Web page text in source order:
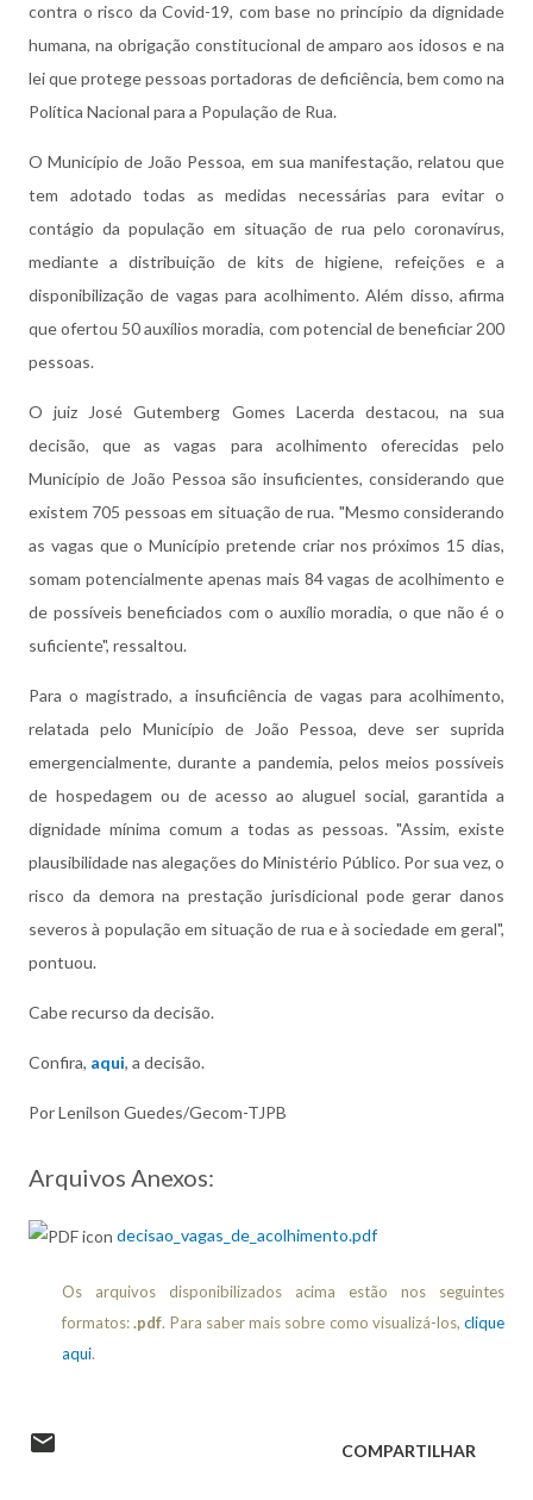
contra o risco da Covid-19, com base no princípio da dignidade
humana, na obrigação constitucional de amparo aos idosos e na
lei que protege pessoas portadoras de deficiência, bem como na
Política Nacional para a População de Rua.
O Município de João Pessoa, em sua manifestação, relatou que
tem adotado todas as medidas necessárias para evitar o
contágio da população em situação de rua pelo coronavírus,
mediante a distribuição de kits de higiene, refeições e a
disponibilização de vagas para acolhimento. Além disso, afirma
que ofertou 50 auxílios moradia, com potencial de beneficiar 200
pessoas.
O juiz José Gutemberg Gomes Lacerda destacou, na sua
decisão, que as vagas para acolhimento oferecidas pelo
Município de João Pessoa são insuficientes, considerando que
existem 705 pessoas em situação de rua. "Mesmo considerando
as vagas que o Município pretende criar nos próximos 15 dias,
somam potencialmente apenas mais 84 vagas de acolhimento e
de possíveis beneficiados com o auxílio moradia, o que não é o
suficiente", ressaltou.
Para o magistrado, a insuficiência de vagas para acolhimento,
relatada pelo Município de João Pessoa, deve ser suprida
emergencialmente, durante a pandemia, pelos meios possíveis
de hospedagem ou de acesso ao aluguel social, garantida a
dignidade mínima comum a todas as pessoas. "Assim, existe
plausibilidade nas alegações do Ministério Público. Por sua vez, o
risco da demora na prestação jurisdicional pode gerar danos
severos à população em situação de rua e à sociedade em geral",
pontuou.
Cabe recurso da decisão.
Confira, aqui, a decisão.
Por Lenilson Guedes/Gecom-TJPB
Arquivos Anexos:
decisao_vagas_de_acolhimento.pdf
Os arquivos disponibilizados acima estão nos seguintes
formatos:.pdf. Para saber mais sobre como visualizá-los, clique
aqui.
COMPARTILHAR